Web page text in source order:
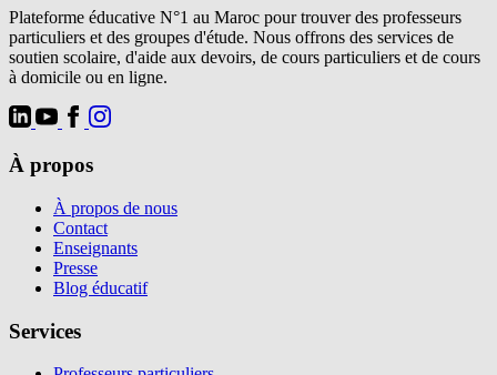
Plateforme éducative N°1 au Maroc pour trouver des professeurs
particuliers et des groupes d'étude. Nous offrons des services de
soutien scolaire, d'aide aux devoirs, de cours particuliers et de cours
à domicile ou en ligne.
À propos
À propos de nous
Contact
Enseignants
Presse
Blog éducatif
Services